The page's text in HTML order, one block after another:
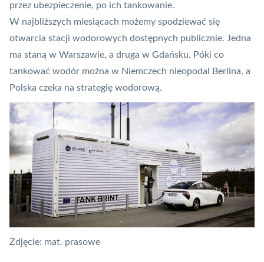
przez ubezpieczenie, po ich tankowanie.
W najbliższych miesiącach możemy spodziewać się
otwarcia stacji wodorowych dostępnych publicznie. Jedna
ma staną w Warszawie, a druga w Gdańsku. Póki co
tankować wodór można w Niemczech nieopodal Berlina, a
Polska czeka na strategię wodorową.
Zdjęcie: mat. prasowe